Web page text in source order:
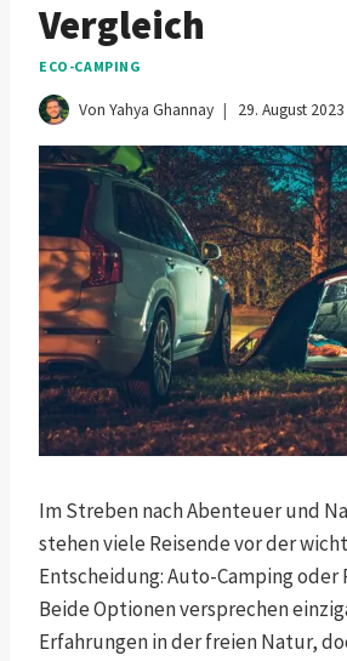
Vergleich
ECO-CAMPING
Von Yahya Ghannay 29. August 2023
Im Streben nach Abenteuer und
stehen viele Reisende vor der
Entscheidung: Auto-Camping oder
Beide Optionen versprechen
Erfahrungen in der freien Natur,